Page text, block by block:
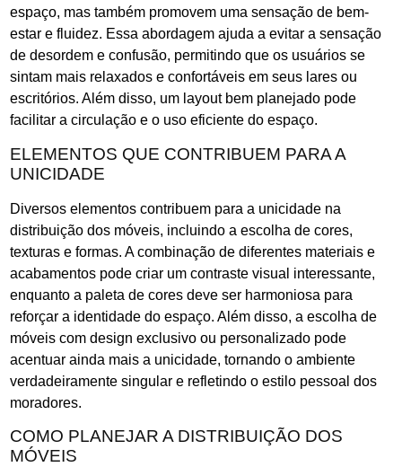
espaço, mas também promovem uma sensação de bem-
estar e fluidez. Essa abordagem ajuda a evitar a sensação
de desordem e confusão, permitindo que os usuários se
sintam mais relaxados e confortáveis em seus lares ou
escritórios. Além disso, um layout bem planejado pode
facilitar a circulação e o uso eficiente do espaço.
ELEMENTOS QUE CONTRIBUEM PARA A
UNICIDADE
Diversos elementos contribuem para a unicidade na
distribuição dos móveis, incluindo a escolha de cores,
texturas e formas. A combinação de diferentes materiais e
acabamentos pode criar um contraste visual interessante,
enquanto a paleta de cores deve ser harmoniosa para
reforçar a identidade do espaço. Além disso, a escolha de
móveis com design exclusivo ou personalizado pode
acentuar ainda mais a unicidade, tornando o ambiente
verdadeiramente singular e refletindo o estilo pessoal dos
moradores.
COMO PLANEJAR A DISTRIBUIÇÃO DOS
MÓVEIS